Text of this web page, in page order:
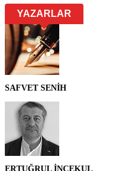
YAZARLAR
SAFVET SENİH
ERTUĞRUL İNCEKUL